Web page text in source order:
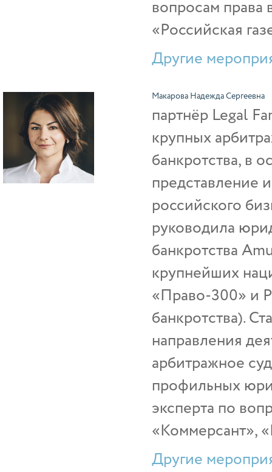
вопросам
«Российская
Другие
Макарова Надежда Сергеевна
партнёр Legal
крупных
банкротства, в
представление
российского
руководила
банкротства
крупнейших
«Право-300» и
банкротства).
направления
арбитражное
профильных
эксперта по
«Коммерсант»,
Другие